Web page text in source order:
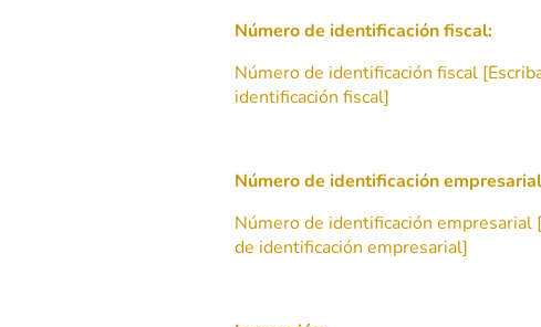
Número de identificación fiscal:
Número de identificación fiscal
identificación fiscal]
Número de identificación
Número de identificación empresarial
de identificación empresarial]